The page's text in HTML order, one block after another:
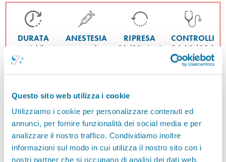
Questo sito web utilizza i cookie
Utilizziamo i cookie per personalizzare contenuti ed
annunci, per fornire funzionalità dei social media e per
analizzare il nostro traffico. Condividiamo inoltre
informazioni sul modo in cui utilizza il nostro sito con i
nostri partner che si occupano di analisi dei dati web,
DURATA
variabile
ANESTESIA
generale
RIPRESA
20/30 giorni
CONTROLLI
5 | 10 |15 |
30 giorni
1/ La visita preoperatoria nel mio
studio di Napoli
Durante la visita pre-operatoria per l'intervento di Chirurgia post-
bariatricavaluterò quantità, tipologia e localizzazione dei
dell’eccesso cutaneo, ed analizzerò l’elasticità dei tessuti.